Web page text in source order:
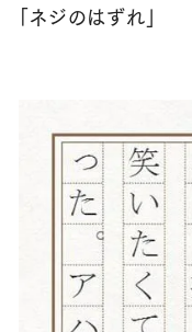
「ネジのはずれ」